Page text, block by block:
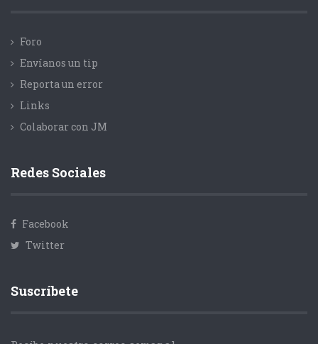
Foro
Envíanos un tip
Reporta un error
Links
Colaborar con JM
Redes Sociales
Facebook
Twitter
Suscríbete